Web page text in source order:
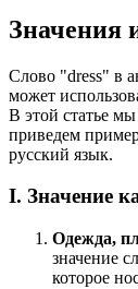
Значения
Слово "dress" в
может
В этой статье
приведем
русский язык.
I. Значение
Одежда,
значение
которое